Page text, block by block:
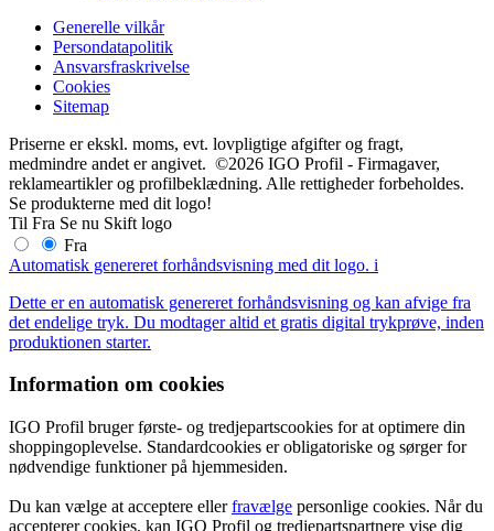
Generelle vilkår
Persondatapolitik
Ansvarsfraskrivelse
Cookies
Sitemap
Priserne er ekskl. moms, evt. lovpligtige afgifter og fragt,
medmindre andet er angivet. ©2026 IGO Profil - Firmagaver,
reklameartikler og profilbeklædning. Alle rettigheder forbeholdes.
Se produkterne med dit logo!
Til Fra Se nu Skift logo
Fra
Automatisk genereret forhåndsvisning med dit logo. i
Dette er en automatisk genereret forhåndsvisning og kan afvige fra
det endelige tryk. Du modtager altid et gratis digital trykprøve, inden
produktionen starter.
Information om cookies
IGO Profil bruger første- og tredjepartscookies for at optimere din
shoppingoplevelse. Standardcookies er obligatoriske og sørger for
nødvendige funktioner på hjemmesiden.
Du kan vælge at acceptere ellerfravælge personlige cookies. Når du
accepterer cookies, kan IGO Profil og tredjepartspartnere vise dig